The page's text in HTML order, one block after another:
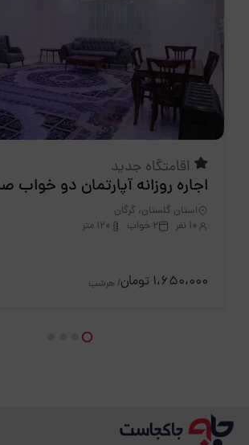
اقامتگاه جدید
اجاره روزانه آپارتمان دو خواب
استان گلستان، گرگان
10 نفر
2 خواب 120 متر
1،650،000 تومان / هرشب